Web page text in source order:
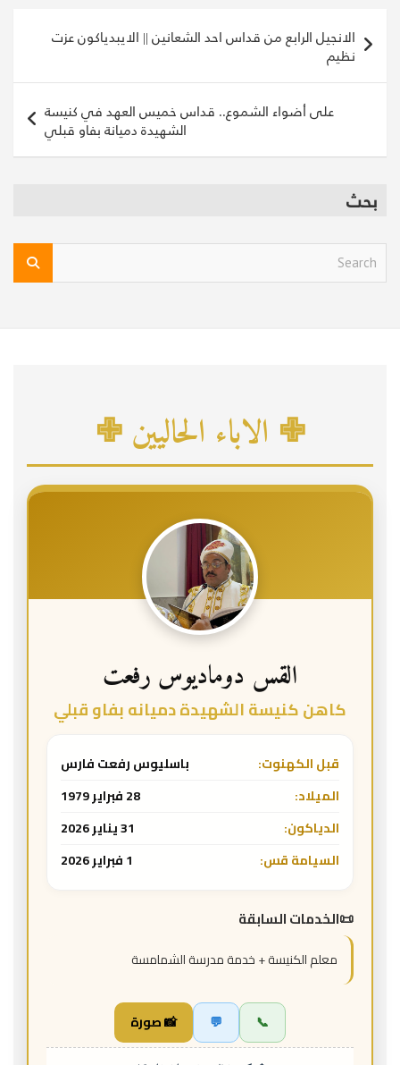
تصفّح
المقالات
الانجيل الرابع من قداس احد الشعانين || الايبدياكون عزت
نظيم
على أضواء الشموع.. قداس خميس العهد في كنيسة
الشهيدة دميانة بفاو قبلي
بحث
S
a
✙ الاباء الحاليين ✙
القس دوماديوس رفعت
كاهن كنيسة الشهيدة دميانه بفاو قبلي
قبل الكهنوت:
باسليوس رفعت فارس
الميلاد:
28 فبراير 1979
الدياكون:
31 يناير 2026
السيامة قس:
1 فبراير 2026
الخدمات السابقة
معلم الكنيسة + خدمة مدرسة الشمامسة
📞
💬 📸 صورة